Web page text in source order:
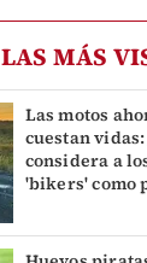
LAS MÁS
Las motos
cuestan
considera a
'bikers' como